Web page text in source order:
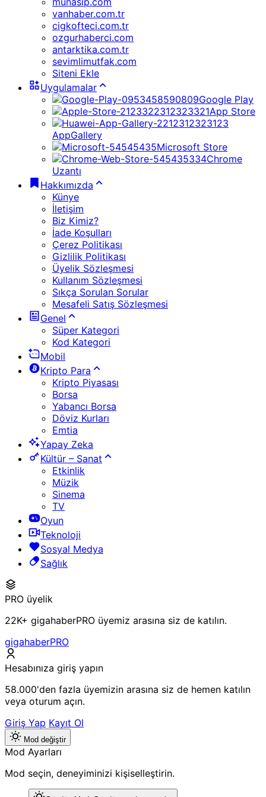
vanhaber.com.tr
cigkofteci.com.tr
ozgurhaberci.com
antarktika.com.tr
sevimlimutfak.com
Siteni Ekle
Uygulamalar
Google Play
App Store
AppGallery
Microsoft Store
Chrome
Uzantı
Hakkımızda
Künye
İletişim
Biz Kimiz?
İade Koşulları
Çerez Politikası
Gizlilik Politikası
Üyelik Sözleşmesi
Kullanım Sözleşmesi
Sıkça Sorulan Sorular
Mesafeli Satış Sözleşmesi
Genel
Süper Kategori
Kod Kategori
Mobil
Kripto Para
Kripto Piyasası
Borsa
Yabancı Borsa
Döviz Kurları
Emtia
Yapay Zeka
Kültür – Sanat
Etkinlik
Müzik
Sinema
TV
Oyun
Teknoloji
Sosyal Medya
Sağlık
PRO üyelik
22K+ gigahaberPRO üyemiz arasına siz de katılın.
gigahaberPRO
Hesabınıza giriş yapın
58.000'den fazla üyemizin arasına siz de hemen katılın
veya oturum açın.
Giriş Yap Kayıt Ol
Mod değiştir
Mod Ayarları
Mod seçin, deneyiminizi kişiselleştirin.